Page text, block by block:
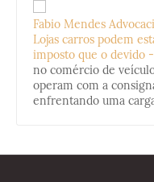
Fabio Mendes
Lojas carros podem
imposto que o devido
no comércio de
operam com a
enfrentando uma